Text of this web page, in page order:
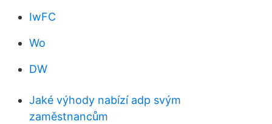
IwFC
Wo
DW
Jaké výhody nabízí adp svým
zaměstnancům